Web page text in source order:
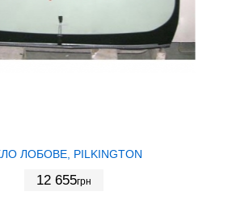
ЛОБОВЕ, PILKINGTON
12 655грн